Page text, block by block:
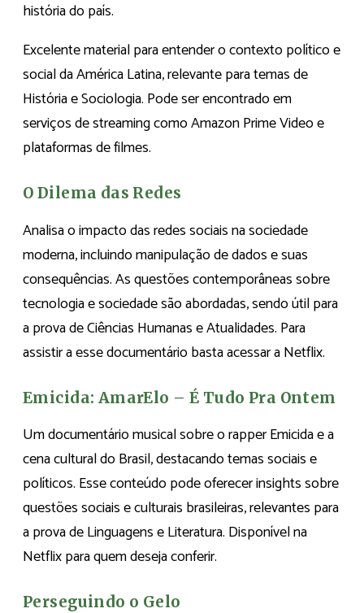
história do país.
Excelente material para entender o contexto político e
social da América Latina, relevante para temas de
História e Sociologia. Pode ser encontrado em
serviços de streaming como Amazon Prime Video e
plataformas de filmes.
O Dilema das Redes
Analisa o impacto das redes sociais na sociedade
moderna, incluindo manipulação de dados e suas
consequências. As questões contemporâneas sobre
tecnologia e sociedade são abordadas, sendo útil para
a prova de Ciências Humanas e Atualidades. Para
assistir a esse documentário basta acessar a Netflix.
Emicida: AmarElo – É Tudo Pra Ontem
Um documentário musical sobre o rapper Emicida e a
cena cultural do Brasil, destacando temas sociais e
políticos. Esse conteúdo pode oferecer insights sobre
questões sociais e culturais brasileiras, relevantes para
a prova de Linguagens e Literatura. Disponível na
Netflix para quem deseja conferir.
Perseguindo o Gelo